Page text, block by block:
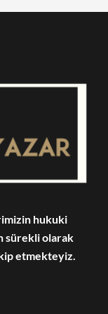
hukuki
sürekli olarak
etmekteyiz.